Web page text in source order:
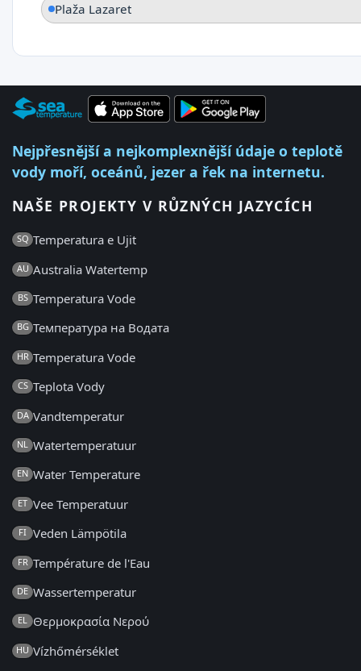
Plaža Lazaret
Nejpřesnější a nejkomplexnější údaje o teplotě
vody moří, oceánů, jezer a řek na internetu.
NAŠE PROJEKTY V RŮZNÝCH JAZYCÍCH
SQ Temperatura e Ujit
AU Australia Watertemp
BS Temperatura Vode
BG Температура на Водата
HR Temperatura Vode
CS Teplota Vody
DA Vandtemperatur
NL Watertemperatuur
EN Water Temperature
ET Vee Temperatuur
FI Veden Lämpötila
FR Température de l'Eau
DE Wassertemperatur
EL Θερμοκρασία Νερού
HU Vízhőmérséklet